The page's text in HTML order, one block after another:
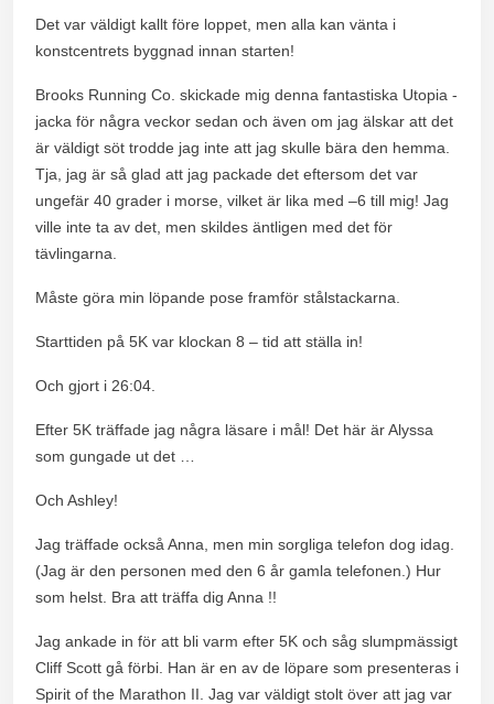
Det var väldigt kallt före loppet, men alla kan vänta i
konstcentrets byggnad innan starten!
Brooks Running Co. skickade mig denna fantastiska Utopia -
jacka för några veckor sedan och även om jag älskar att det
är väldigt söt trodde jag inte att jag skulle bära den hemma.
Tja, jag är så glad att jag packade det eftersom det var
ungefär 40 grader i morse, vilket är lika med –6 till mig! Jag
ville inte ta av det, men skildes äntligen med det för
tävlingarna.
Måste göra min löpande pose framför stålstackarna.
Starttiden på 5K var klockan 8 – tid att ställa in!
Och gjort i 26:04.
Efter 5K träffade jag några läsare i mål! Det här är Alyssa
som gungade ut det …
Och Ashley!
Jag träffade också Anna, men min sorgliga telefon dog idag.
(Jag är den personen med den 6 år gamla telefonen.) Hur
som helst. Bra att träffa dig Anna !!
Jag ankade in för att bli varm efter 5K och såg slumpmässigt
Cliff Scott gå förbi. Han är en av de löpare som presenteras i
Spirit of the Marathon II. Jag var väldigt stolt över att jag var